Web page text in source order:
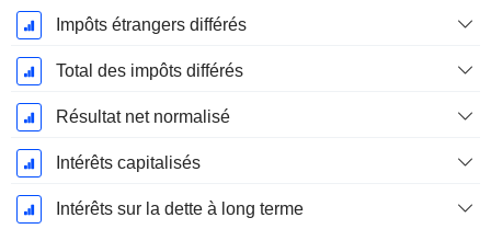
Impôts étrangers différés
Total des impôts différés
Résultat net normalisé
Intérêts capitalisés
Intérêts sur la dette à long terme